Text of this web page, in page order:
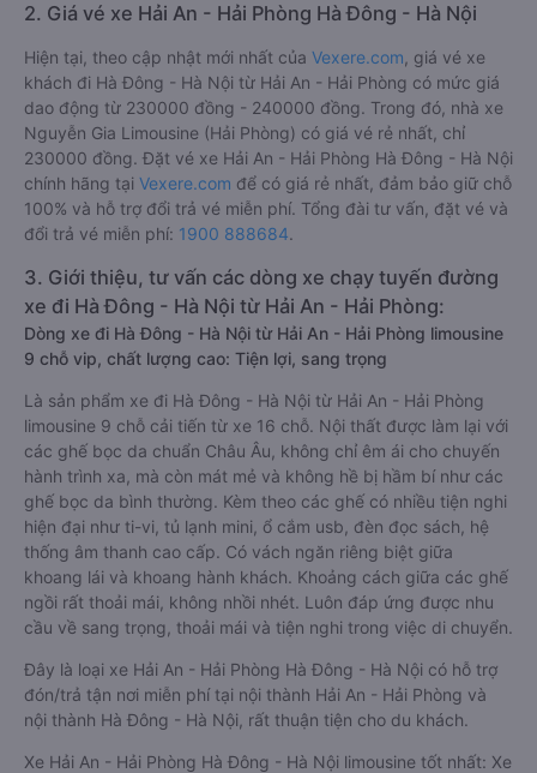
2. Giá vé xe Hải An - Hải Phòng Hà Đông - Hà Nội
Hiện tại, theo cập nhật mới nhất của Vexere.com , giá vé xe
khách đi Hà Đông - Hà Nội từ Hải An - Hải Phòng có mức giá
dao động từ 230000 đồng - 240000 đồng. Trong đó, nhà xe
Nguyễn Gia Limousine (Hải Phòng) có giá vé rẻ nhất, chỉ
230000 đồng. Đặt vé xe Hải An - Hải Phòng Hà Đông - Hà Nội
chính hãng tại Vexere.com để có giá rẻ nhất, đảm bảo giữ chỗ
100% và hỗ trợ đổi trả vé miễn phí. Tổng đài tư vấn, đặt vé và
đổi trả vé miễn phí: 1900 888684.
3. Giới thiệu, tư vấn các dòng xe chạy tuyến đường
xe đi Hà Đông - Hà Nội từ Hải An - Hải Phòng:
Dòng xe đi Hà Đông - Hà Nội từ Hải An - Hải Phòng limousine
9 chỗ vip, chất lượng cao: Tiện lợi, sang trọng
Là sản phẩm xe đi Hà Đông - Hà Nội từ Hải An - Hải Phòng
limousine 9 chỗ cải tiến từ xe 16 chỗ. Nội thất được làm lại với
các ghế bọc da chuẩn Châu Âu, không chỉ êm ái cho chuyến
hành trình xa, mà còn mát mẻ và không hề bị hầm bí như các
ghế bọc da bình thường. Kèm theo các ghế có nhiều tiện nghi
hiện đại như ti-vi, tủ lạnh mini, ổ cắm usb, đèn đọc sách, hệ
thống âm thanh cao cấp. Có vách ngăn riêng biệt giữa
khoang lái và khoang hành khách. Khoảng cách giữa các ghế
ngồi rất thoải mái, không nhồi nhét. Luôn đáp ứng được nhu
cầu về sang trọng, thoải mái và tiện nghi trong việc di chuyển.
Đây là loại xe Hải An - Hải Phòng Hà Đông - Hà Nội có hỗ trợ
đón/trả tận nơi miễn phí tại nội thành Hải An - Hải Phòng và
nội thành Hà Đông - Hà Nội, rất thuận tiện cho du khách.
Xe Hải An - Hải Phòng Hà Đông - Hà Nội limousine tốt nhất: Xe